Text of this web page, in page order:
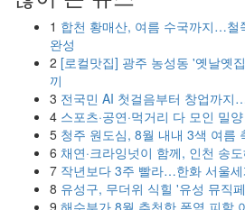
1 합천 황매산, 여름 수국까지…철
완성
2 [로컬맛집] 광주 농성동 '옛날옛
끼
3 전국민 AI 첫걸음부터 창업까지
4 스포츠·공연·먹거리 다 모인 밀
5 청주 원도심, 8월 내내 3색 여름
6 채연·크라잉넛이 함께, 인천 송
7 작년보다 3주 빨라…한화 서울
8 유성구, 무더위 식힐 '유성 뮤직
9 해수부가 8월 추천한 폭염 피할